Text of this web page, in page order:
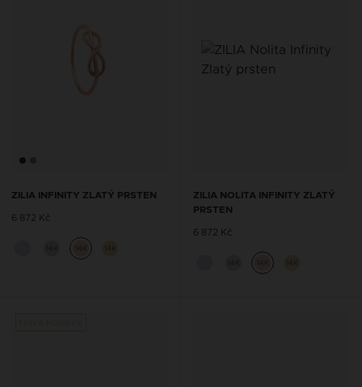
ZILIA INFINITY ZLATÝ PRSTEN
6 872 Kč
ZILIA NOLITA INFINITY ZLATÝ
PRSTEN
6 872 Kč